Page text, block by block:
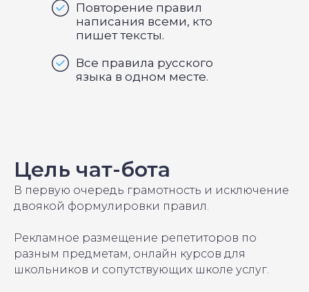
Повторение правил
написания всеми, кто
пишет тексты.
Все правила русского
языка в одном месте.
Цель чат-бота
В первую очередь грамотность и исключение
двоякой формулировки правил.
Рекламное размещение репетиторов по
разным предметам, онлайн курсов для
школьников и сопутствующих школе услуг.